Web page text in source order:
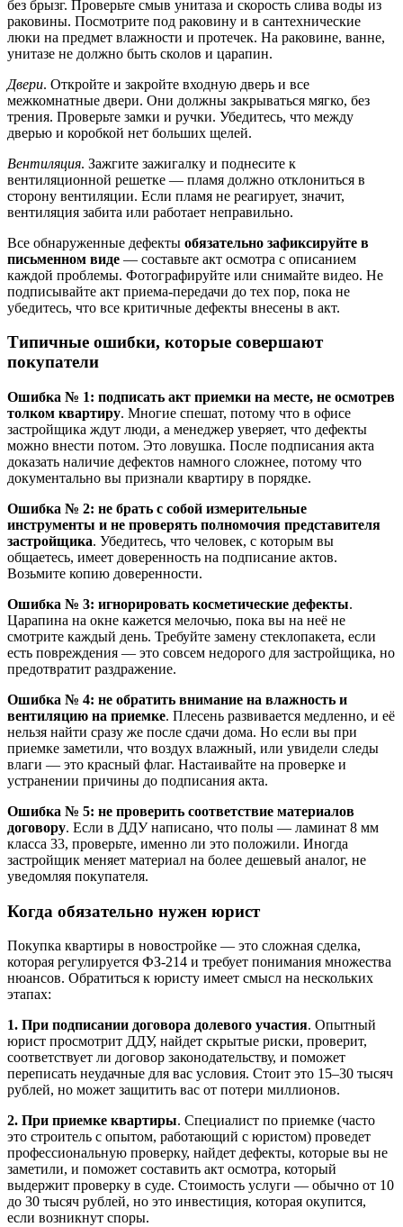
без брызг. Проверьте смыв унитаза и скорость слива воды из
раковины. Посмотрите под раковину и в сантехнические
люки на предмет влажности и протечек. На раковине, ванне,
унитазе не должно быть сколов и царапин.
Двери. Откройте и закройте входную дверь и все
межкомнатные двери. Они должны закрываться мягко, без
трения. Проверьте замки и ручки. Убедитесь, что между
дверью и коробкой нет больших щелей.
Вентиляция. Зажгите зажигалку и поднесите к
вентиляционной решетке — пламя должно отклониться в
сторону вентиляции. Если пламя не реагирует, значит,
вентиляция забита или работает неправильно.
Все обнаруженные дефекты обязательно зафиксируйте в
письменном виде — составьте акт осмотра с описанием
каждой проблемы. Фотографируйте или снимайте видео. Не
подписывайте акт приема-передачи до тех пор, пока не
убедитесь, что все критичные дефекты внесены в акт.
Типичные ошибки, которые совершают
покупатели
Ошибка № 1: подписать акт приемки на месте, не осмотрев
толком квартиру. Многие спешат, потому что в офисе
застройщика ждут люди, а менеджер уверяет, что дефекты
можно внести потом. Это ловушка. После подписания акта
доказать наличие дефектов намного сложнее, потому что
документально вы признали квартиру в порядке.
Ошибка № 2: не брать с собой измерительные
инструменты и не проверять полномочия представителя
застройщика. Убедитесь, что человек, с которым вы
общаетесь, имеет доверенность на подписание актов.
Возьмите копию доверенности.
Ошибка № 3: игнорировать косметические дефекты.
Царапина на окне кажется мелочью, пока вы на неё не
смотрите каждый день. Требуйте замену стеклопакета, если
есть повреждения — это совсем недорого для застройщика, но
предотвратит раздражение.
Ошибка № 4: не обратить внимание на влажность и
вентиляцию на приемке. Плесень развивается медленно, и её
нельзя найти сразу же после сдачи дома. Но если вы при
приемке заметили, что воздух влажный, или увидели следы
влаги — это красный флаг. Настаивайте на проверке и
устранении причины до подписания акта.
Ошибка № 5: не проверить соответствие материалов
договору. Если в ДДУ написано, что полы — ламинат 8 мм
класса 33, проверьте, именно ли это положили. Иногда
застройщик меняет материал на более дешевый аналог, не
уведомляя покупателя.
Когда обязательно нужен юрист
Покупка квартиры в новостройке — это сложная сделка,
которая регулируется ФЗ-214 и требует понимания множества
нюансов. Обратиться к юристу имеет смысл на нескольких
этапах:
1. При подписании договора долевого участия. Опытный
юрист просмотрит ДДУ, найдет скрытые риски, проверит,
соответствует ли договор законодательству, и поможет
переписать неудачные для вас условия. Стоит это 15–30 тысяч
рублей, но может защитить вас от потери миллионов.
2. При приемке квартиры. Специалист по приемке (часто
это строитель с опытом, работающий с юристом) проведет
профессиональную проверку, найдет дефекты, которые вы не
заметили, и поможет составить акт осмотра, который
выдержит проверку в суде. Стоимость услуги — обычно от 10
до 30 тысяч рублей, но это инвестиция, которая окупится,
если возникнут споры.